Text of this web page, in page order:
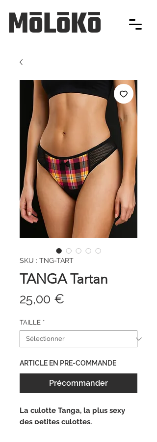
MōLōKō
SKU : TNG-TART
TANGA Tartan
25,00 €
TAILLE *
ARTICLE EN PRE-COMMANDE
Précommander
La culotte Tanga, la plus sexy
des petites culottes.